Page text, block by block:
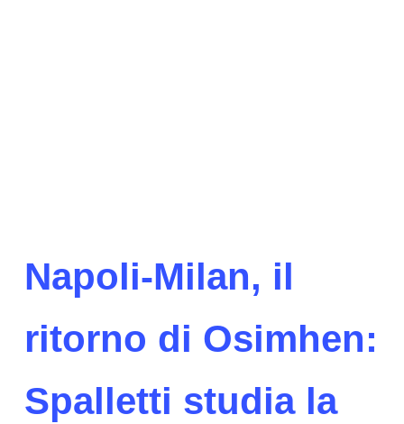
Napoli-Milan, il
ritorno di Osimhen:
Spalletti studia la